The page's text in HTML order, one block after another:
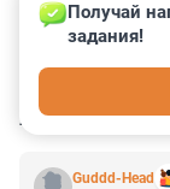
Guddd-Head
Получай
задания!